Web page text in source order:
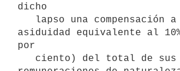
dicho
asiduidad equivalente al
por